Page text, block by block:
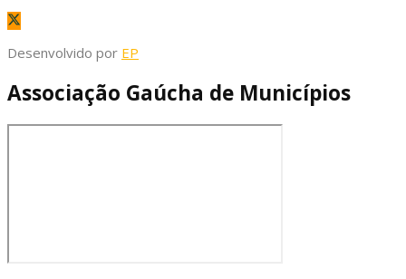
Desenvolvido por EP
Associação Gaúcha de Municípios